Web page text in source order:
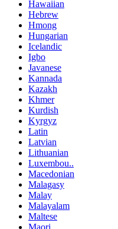
Hawaiian
Hebrew
Hmong
Hungarian
Icelandic
Igbo
Javanese
Kannada
Kazakh
Khmer
Kurdish
Kyrgyz
Latin
Latvian
Lithuanian
Luxembou..
Macedonian
Malagasy
Malay
Malayalam
Maltese